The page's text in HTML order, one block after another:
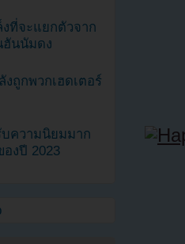
งที่จะแยกตัวจาก
ฮันนัมดง
ถูกพวกเฮดเตอร์
ความนิยมมาก
งปี 2023